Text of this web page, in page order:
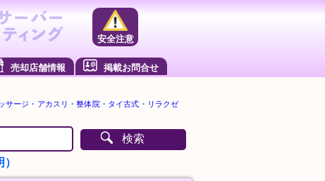
安全注意
売却店舗情報 掲載お問合せ
サージ・アカスリ・整体院・タイ古式・リラクゼ
検索